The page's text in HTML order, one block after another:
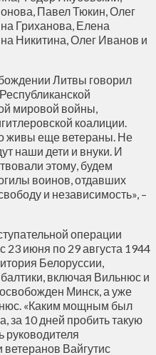
Павел Тюкин, Олег
Гриханова, Елена
Никитина, Олег Иванов и
Литвы говорил
мировой войны,
коалиции.
живы еще ветераны. Не
наши дети и внуки. И
этому, будем
воинов, отдавших
и независимость», –
операции
23 июня по 29 августа 1944
Белоруссии,
включая Вильнюс и
Минск, а уже
«Каким мощным был
за 10 дней пробить такую
руководителя
ветеранов Вайгутис